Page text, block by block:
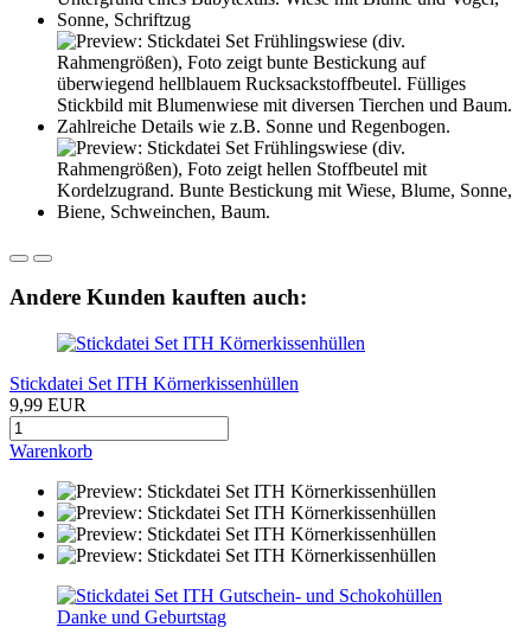
Andere Kunden kauften auch:
Stickdatei Set ITH Körnerkissenhüllen
9,99 EUR
Warenkorb